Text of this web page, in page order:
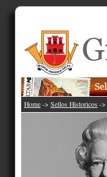
Home -> Sellos Historicos ->